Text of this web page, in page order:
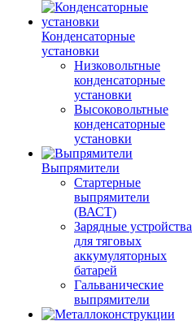
Конденсаторные
установки
Низковольтные
конденсаторные
установки
Высоковольтные
конденсаторные
установки
Выпрямители
Стартерные
выпрямители
(ВАСТ)
Зарядные устройства
для тяговых
аккумуляторных
батарей
Гальванические
выпрямители